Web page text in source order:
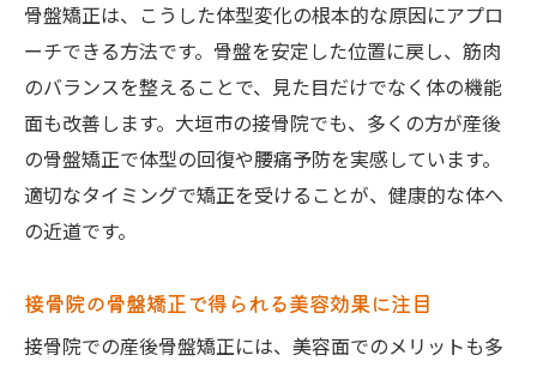
骨盤矯正は、こうした体型変化の根本的な原因にアプロ
ーチできる方法です。骨盤を安定した位置に戻し、筋肉
のバランスを整えることで、見た目だけでなく体の機能
面も改善します。大垣市の接骨院でも、多くの方が産後
の骨盤矯正で体型の回復や腰痛予防を実感しています。
適切なタイミングで矯正を受けることが、健康的な体へ
の近道です。
接骨院の骨盤矯正で得られる美容効果に注目
接骨院での産後骨盤矯正には、美容面でのメリットも多